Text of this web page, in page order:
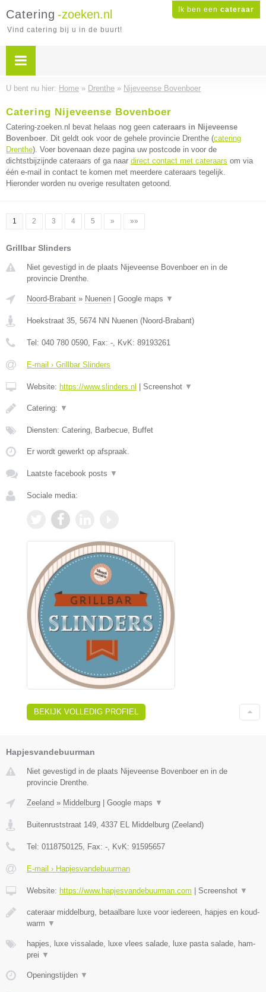
Ik ben een cateraar
Catering -zoeken.nl
Vind catering bij u in de buurt!
U bent nu hier: Home » Drenthe » Nijeveense Bovenboer
Catering Nijeveense Bovenboer
Catering-zoeken.nl bevat helaas nog geen cateraars in Nijeveense
Bovenboer. Dit geldt ook voor de gehele provincie Drenthe (catering
Drenthe). Voer bovenaan deze pagina uw postcode in voor de
dichtstbijzijnde cateraars of ga naar direct contact met cateraars om via
één e-mail in contact te komen met meerdere cateraars tegelijk.
Hieronder worden nu overige resultaten getoond.
1 2 3 4 5 » »»
Grillbar Slinders
Niet gevestigd in de plaats Nijeveense Bovenboer en in de
provincie Drenthe.
Noord-Brabant » Nuenen Google maps ▼
Hoekstraat 35, 5674 NN Nuenen (Noord-Brabant)
Tel: 040 780 0590, Fax: -, KvK: 89193261
E-mail › Grillbar Slinders
Website: https://www.slinders.nl Screenshot ▼
Catering: ▼
Diensten: Catering, Barbecue, Buffet
Er wordt gewerkt op afspraak.
Laatste facebook posts ▼
Sociale media:
BEKIJK VOLLEDIG PROFIEL
Hapjesvandebuurman
Niet gevestigd in de plaats Nijeveense Bovenboer en in de
provincie Drenthe.
Zeeland » Middelburg Google maps ▼
Buitenruststraat 149, 4337 EL Middelburg (Zeeland)
Tel: 0118750125, Fax: -, KvK: 91595657
E-mail › Hapjesvandebuurman
Website: https://www.hapjesvandebuurman.com Screenshot ▼
cateraar middelburg, betaalbare luxe voor iedereen, hapjes en koud-
warm ▼
hapjes, luxe vissalade, luxe vlees salade, luxe pasta salade, ham-
prei ▼
Openingstijden ▼